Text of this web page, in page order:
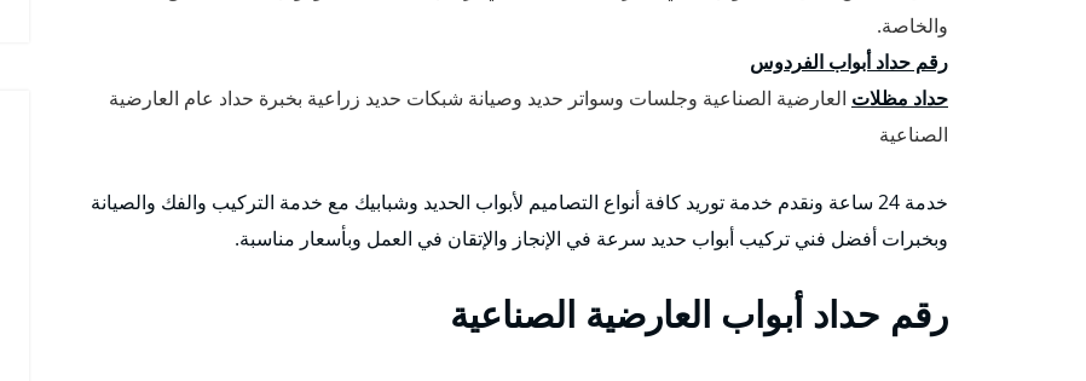
والخاصة.
رقم حداد أبواب الفردوس
حداد مظلات العارضية الصناعية وجلسات وسواتر حديد وصيانة شبكات حديد زراعية بخبرة حداد عام العارضية
الصناعية
خدمة 24 ساعة ونقدم خدمة توريد كافة أنواع التصاميم لأبواب الحديد وشبابيك مع خدمة التركيب والفك والصيانة
وبخبرات أفضل فني تركيب أبواب حديد سرعة في الإنجاز والإتقان في العمل وبأسعار مناسبة.
رقم حداد أبواب العارضية الصناعية